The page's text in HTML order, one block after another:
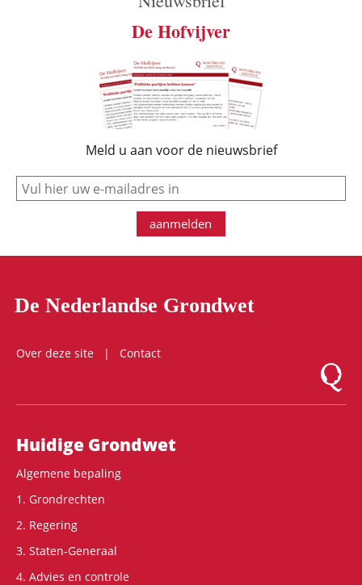
De Hofvijver
Meld u aan voor de nieuwsbrief
e-mail
aanmelden
De Nederlandse Grondwet
Over deze site
Contact
Logo
Hoofdnavigatie
Huidige Grondwet
Algemene bepaling
1. Grondrechten
2. Regering
3. Staten-Generaal
4. Advies en controle